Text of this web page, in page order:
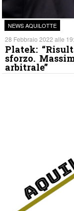
NEWS AQUILOTTE
28 Febbraio 2022 alle
Platek:
sforzo.
arbitrale”